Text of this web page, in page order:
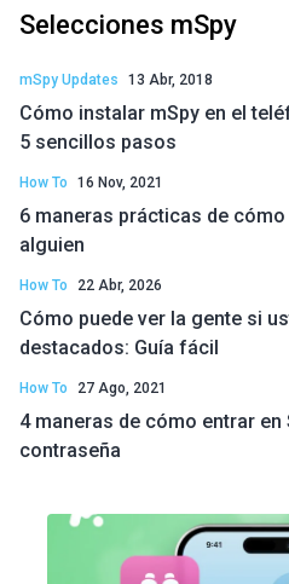
Selecciones mSpy
mSpy Updates 13 Abr, 2018
Cómo instalar mSpy en el
5 sencillos pasos
How To 16 Nov, 2021
6 maneras prácticas de
alguien
How To 22 Abr, 2026
Cómo puede ver la gente si
destacados: Guía fácil
How To 27 Ago, 2021
4 maneras de cómo entrar
contraseña